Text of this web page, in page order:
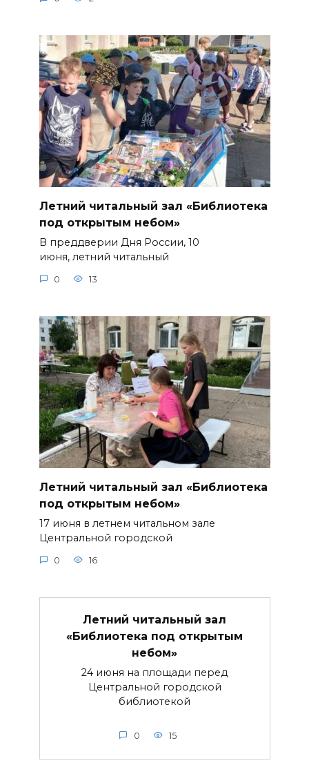
Летний читальный зал «Библиотека
под открытым небом»
В преддверии Дня России, 10
июня, летний читальный
0 13
Летний читальный зал «Библиотека
под открытым небом»
17 июня в летнем читальном зале
Центральной городской
0 16
Летний читальный зал
«Библиотека под открытым
небом»
24 июня на площади перед
Центральной городской
библиотекой
0 15